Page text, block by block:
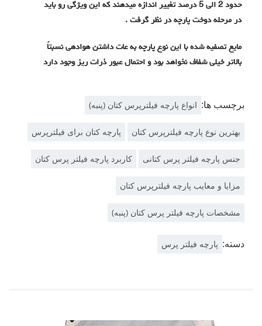
حدود 2 الی 5 درصد تغییر اندازه میدهند که این ویژگی رو باید
در مرحله دوخت پارچه در نظر گرفت .
مایع تصفیه شده با این نوع پارچه به عات داشتن هوادهی نسبتاً
بالاتر خیلی شفاف نخواهد بود و احتمال عبور ذرات ریز وجود دارد
برچسب ها: انواع پارچه فیلترپرس کتان (پنبه)
بهترین نوع پارچه فیلترپرس کتان پارچه کتان برای فیلترپرس
جنس پارچه فیلتر پرس کتانی کاربرد پارچه فیلتر پرس کتان
مزایا و معایب پارچه فیلترپرس کتان
مشخصات پارچه فیلتر پرس کتان (پنبه)
دسته: پارچه فیلتر پرس